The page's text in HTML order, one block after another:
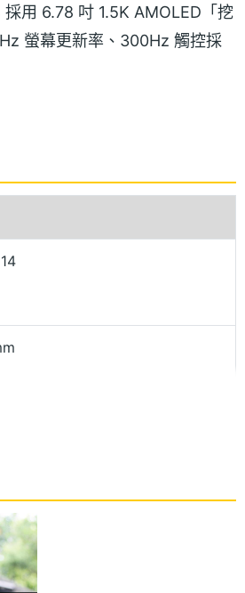
用 6.78 吋 1.5K AMOLED「挖
螢幕更新率、300Hz 觸控採
2,800nits 局部峰值亮度，支
幕通過 SGS 低藍光認證，搭配
驗。
對主鏡頭模組採用一件式雲階
、「青澈」顏色款式，搭配雙
的纖薄手感，具備不俗的握持
防塵防水等級，可應付日常
綜合緩衝結構，更能讓內部與
的保障。
行 Android 14 作業系統、
介面，搭載 Qualcomm
八核心處理器，內建 12GB
具備 5G + 5G 雙卡雙待、 Wi-
續航部分，配備 5,000mAh
GHz